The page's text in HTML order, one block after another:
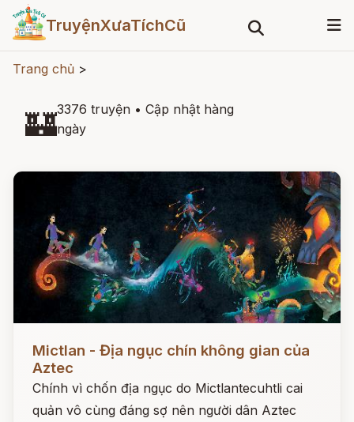
TruyệnXưaTíchCũ
Trang chủ >
🏰3376 truyện • Cập nhật hàng
ngày
Mictlan - Địa ngục chín không gian của
Aztec
Chính vì chốn địa ngục do Mictlantecuhtli cai
quản vô cùng đáng sợ nên người dân Aztec